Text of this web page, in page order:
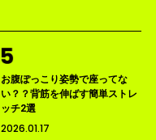
お腹ぽっこり姿勢で座ってな
い？？背筋を伸ばす簡単ストレ
ッチ2選
2026.01.17